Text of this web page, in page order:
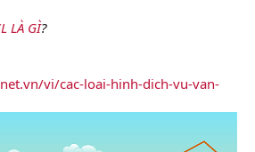
LÀ GÌ?
vi/cac-loai-hinh-dich-vu-van-